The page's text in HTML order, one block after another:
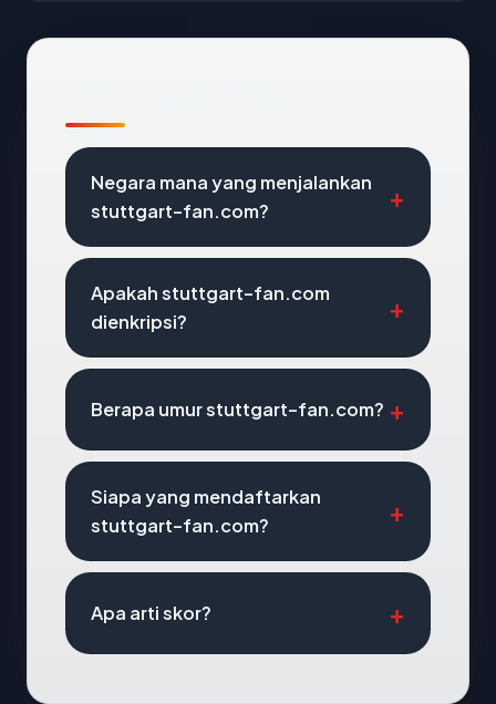
Negara mana yang menjalankan
stuttgart-fan.com?
Apakah stuttgart-fan.com
dienkripsi?
Berapa umur stuttgart-fan.com?
Siapa yang mendaftarkan
stuttgart-fan.com?
Apa arti skor?